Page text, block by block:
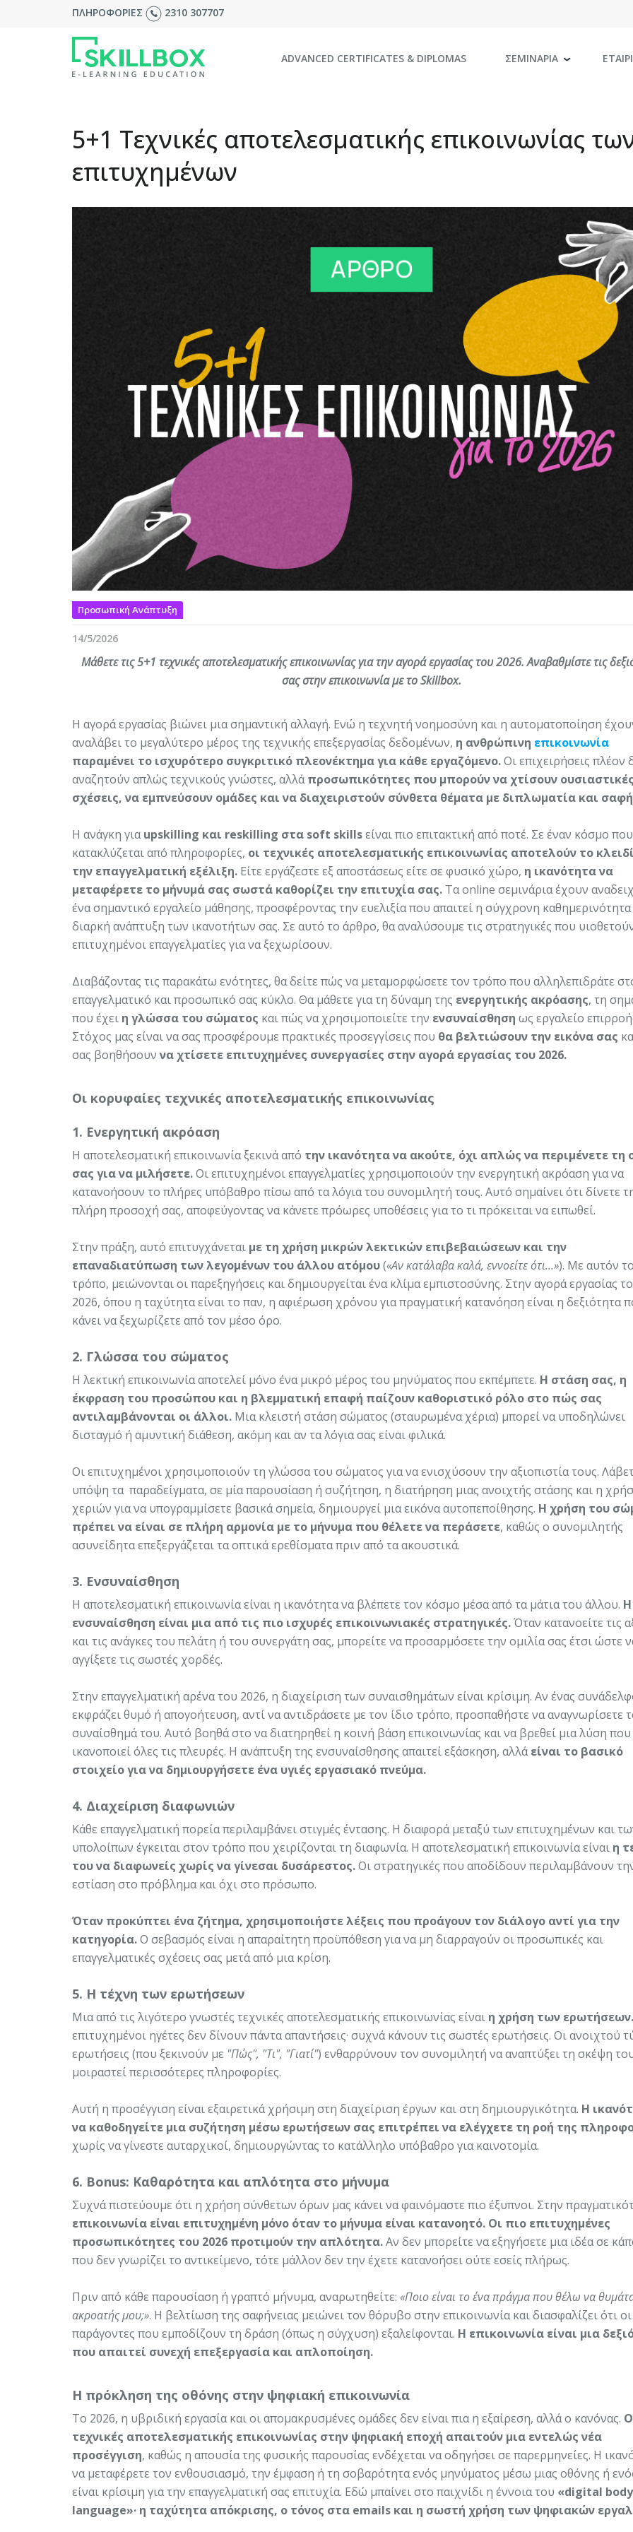
ΠΛΗΡΟΦΟΡΙΕΣ 2310 307707
ΣΕΜΙΝΑΡΙΑ
ADVANCED CERTIFICATES & DIPLOMAS
5+1 Τεχνικές αποτελεσματικής επικοινωνίας
επιτυχημένων
Προσωπική Ανάπτυξη
14/5/2026
Μάθετε τις 5+1 τεχνικές αποτελεσματικής επικοινωνίας για την αγορά εργασίας του 2026. Αναβαθμίστε τις
σας στην επικοινωνία με το Skillbox.
Η αγορά εργασίας βιώνει μια σημαντική αλλαγή. Ενώ η τεχνητή νοημοσύνη και η αυτοματοποίηση
αναλάβει το μεγαλύτερο μέρος της τεχνικής επεξεργασίας δεδομένων, η ανθρώπινη επικοινωνία
παραμένει το ισχυρότερο συγκριτικό πλεονέκτημα για κάθε εργαζόμενο.Οι επιχειρήσεις πλέον
αναζητούν απλώς τεχνικούς γνώστες, αλλάπροσωπικότητες που μπορούν να χτίσουν ουσιαστικές
σχέσεις, να εμπνεύσουν ομάδες και να διαχειριστούν σύνθετα θέματα με διπλωματία και
Η ανάγκη γιαupskilling και reskilling στα soft skillsείναι πιο επιτακτική από ποτέ. Σε έναν κόσμο που
κατακλύζεται από πληροφορίες, οι τεχνικές αποτελεσματικής επικοινωνίας αποτελούν το
την επαγγελματική εξέλιξη. Είτε εργάζεστε εξ αποστάσεως είτε σε φυσικό χώρο, η ικανότητα να
μεταφέρετε το μήνυμά σας σωστά καθορίζει την επιτυχία σας. Τα online σεμινάρια έχουν
ένα σημαντικό εργαλείο μάθησης, προσφέροντας την ευελιξία που απαιτεί η σύγχρονη καθημερινότητα
διαρκή ανάπτυξη των ικανοτήτων σας. Σε αυτό το άρθρο, θα αναλύσουμε τις στρατηγικές που
επιτυχημένοι επαγγελματίες για να ξεχωρίσουν.
Διαβάζοντας τις παρακάτω ενότητες, θα δείτε πώς να μεταμορφώσετε τον τρόπο που αλληλεπιδράτε
επαγγελματικό και προσωπικό σας κύκλο. Θα μάθετε για τη δύναμη της ενεργητικής ακρόασης, τη
που έχει η γλώσσα του σώματος και πώς να χρησιμοποιείτε την ενσυναίσθηση ως εργαλείο
Στόχος μας είναι να σας προσφέρουμε πρακτικές προσεγγίσεις που θα βελτιώσουν την εικόνα σας
σας βοηθήσουννα χτίσετε επιτυχημένες συνεργασίες στην αγορά εργασίας του 2026.
Oι κορυφαίες τεχνικές αποτελεσματικής επικοινωνίας
1. Ενεργητική ακρόαση
Η αποτελεσματική επικοινωνία ξεκινά από την ικανότητα να ακούτε, όχι απλώς να περιμένετε τη
σας για να μιλήσετε.Οι επιτυχημένοι επαγγελματίες χρησιμοποιούν την ενεργητική ακρόαση για να
κατανοήσουν το πλήρες υπόβαθρο πίσω από τα λόγια του συνομιλητή τους. Αυτό σημαίνει ότι δίνετε
πλήρη προσοχή σας, αποφεύγοντας να κάνετε πρόωρες υποθέσεις για το τι πρόκειται να ειπωθεί.
Στην πράξη, αυτό επιτυγχάνεται με τη χρήση μικρών λεκτικών επιβεβαιώσεων και την
επαναδιατύπωση των λεγομένων του άλλου ατόμου(«Αν κατάλαβα καλά, εννοείτε ότι...»). Με αυτόν
τρόπο, μειώνονται οι παρεξηγήσεις και δημιουργείται ένα κλίμα εμπιστοσύνης. Στην αγορά εργασίας
2026, όπου η ταχύτητα είναι το παν, η αφιέρωση χρόνου για πραγματική κατανόηση είναι η δεξιότητα
κάνει να ξεχωρίζετε από τον μέσο όρο.
2. Γλώσσα του σώματος
Η λεκτική επικοινωνία αποτελεί μόνο ένα μικρό μέρος του μηνύματος που εκπέμπετε. Η στάση σας, η
έκφραση του προσώπου και η βλεμματική επαφή παίζουν καθοριστικό ρόλο στο πώς σας
αντιλαμβάνονται οι άλλοι. Μια κλειστή στάση σώματος (σταυρωμένα χέρια) μπορεί να υποδηλώνει
δισταγμό ή αμυντική διάθεση, ακόμη και αν τα λόγια σας είναι φιλικά.
Οι επιτυχημένοι χρησιμοποιούν τη γλώσσα του σώματος για να ενισχύσουν την αξιοπιστία τους.
υπόψη τα παραδείγματα, σε μία παρουσίαση ή συζήτηση, η διατήρηση μιας ανοιχτής στάσης και η
χεριών για να υπογραμμίσετε βασικά σημεία, δημιουργεί μια εικόνα αυτοπεποίθησης. Η χρήση του
πρέπει να είναι σε πλήρη αρμονία με το μήνυμα που θέλετε να περάσετε, καθώς ο συνομιλητής
ασυνείδητα επεξεργάζεται τα οπτικά ερεθίσματα πριν από τα ακουστικά.
3. Ενσυναίσθηση
Η αποτελεσματική επικοινωνία είναι η ικανότητα να βλέπετε τον κόσμο μέσα από τα μάτια του άλλου. Η
ενσυναίσθηση είναι μια από τις πιο ισχυρές επικοινωνιακές στρατηγικές.Όταν κατανοείτε τις
και τις ανάγκες του πελάτη ή του συνεργάτη σας, μπορείτε να προσαρμόσετε την ομιλία σας έτσι ώστε
αγγίξετε τις σωστές χορδές.
Στην επαγγελματική αρένα του 2026, η διαχείριση των συναισθημάτων είναι κρίσιμη. Αν ένας
εκφράζει θυμό ή απογοήτευση, αντί να αντιδράσετε με τον ίδιο τρόπο, προσπαθήστε να αναγνωρίσετε
συναίσθημά του. Αυτό βοηθά στο να διατηρηθεί η κοινή βάση επικοινωνίας και να βρεθεί μια λύση που
ικανοποιεί όλες τις πλευρές. Η ανάπτυξη της ενσυναίσθησης απαιτεί εξάσκηση, αλλάείναι το βασικό
στοιχείο για να δημιουργήσετε ένα υγιές εργασιακό πνεύμα.
4. Διαχείριση διαφωνιών
Κάθε επαγγελματική πορεία περιλαμβάνει στιγμές έντασης. Η διαφορά μεταξύ των επιτυχημένων και
υπολοίπων έγκειται στον τρόπο που χειρίζονται τη διαφωνία. Η αποτελεσματική επικοινωνία είναι η
του να διαφωνείς χωρίς να γίνεσαι δυσάρεστος.Οι στρατηγικές που αποδίδουν περιλαμβάνουν
εστίαση στο πρόβλημα και όχι στο πρόσωπο.
Όταν προκύπτει ένα ζήτημα, χρησιμοποιήστε λέξεις που προάγουν τον διάλογο αντί για την
κατηγορία.Ο σεβασμός είναι η απαραίτητη προϋπόθεση για να μη διαρραγούν οι προσωπικές και
επαγγελματικές σχέσεις σας μετά από μια κρίση.
5. Η τέχνη των ερωτήσεων
Μια από τις λιγότερο γνωστές τεχνικές αποτελεσματικής επικοινωνίας είναι η χρήση των ερωτήσεων.
επιτυχημένοι ηγέτες δεν δίνουν πάντα απαντήσεις· συχνά κάνουν τις σωστές ερωτήσεις. Οι ανοιχτού
ερωτήσεις (που ξεκινούν με "Πώς", "Τι", "Γιατί") ενθαρρύνουν τον συνομιλητή να αναπτύξει τη σκέψη
μοιραστεί περισσότερες πληροφορίες.
Αυτή η προσέγγιση είναι εξαιρετικά χρήσιμη στη διαχείριση έργων και στη δημιουργικότητα. Η
να καθοδηγείτε μια συζήτηση μέσω ερωτήσεων σας επιτρέπει να ελέγχετε τη ροή της
χωρίς να γίνεστε αυταρχικοί, δημιουργώντας το κατάλληλο υπόβαθρο για καινοτομία.
6. Bonus: Καθαρότητα και απλότητα στο μήνυμα
Συχνά πιστεύουμε ότι η χρήση σύνθετων όρων μας κάνει να φαινόμαστε πιο έξυπνοι. Στην
επικοινωνία είναι επιτυχημένη μόνο όταν το μήνυμα είναι κατανοητό. Οι πιο επιτυχημένες
προσωπικότητες του 2026 προτιμούν την απλότητα.Αν δεν μπορείτε να εξηγήσετε μια ιδέα σε
που δεν γνωρίζει το αντικείμενο, τότε μάλλον δεν την έχετε κατανοήσει ούτε εσείς πλήρως.
Πριν από κάθε παρουσίαση ή γραπτό μήνυμα, αναρωτηθείτε: «Ποιο είναι το ένα πράγμα που θέλω να
ακροατής μου;». Η βελτίωση της σαφήνειας μειώνει τον θόρυβο στην επικοινωνία και διασφαλίζει ότι οι
παράγοντες που εμποδίζουν τη δράση (όπως η σύγχυση) εξαλείφονται. Η επικοινωνία είναι μια
που απαιτεί συνεχή επεξεργασία και απλοποίηση.
Η πρόκληση της οθόνης στην ψηφιακή επικοινωνία
Το 2026, η υβριδική εργασία και οι απομακρυσμένες ομάδες δεν είναι πια η εξαίρεση, αλλά ο κανόνας.
τεχνικές αποτελεσματικής επικοινωνίας στην ψηφιακή εποχή απαιτούν μια εντελώς νέα
προσέγγιση, καθώς η απουσία της φυσικής παρουσίας ενδέχεται να οδηγήσει σε παρερμηνείες. Η
να μεταφέρετε τον ενθουσιασμό, την έμφαση ή τη σοβαρότητα ενός μηνύματος μέσω μιας οθόνης ή
είναι κρίσιμη για την επαγγελματική σας επιτυχία. Εδώ μπαίνει στο παιχνίδι η έννοια του «digital body
language»· η ταχύτητα απόκρισης, ο τόνος στα emails και η σωστή χρήση των ψηφιακών